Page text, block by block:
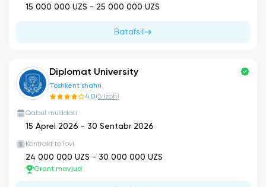
15 000 000 UZS - 25 000 000 UZS
Batafsil
Diplomat University
Toshkent shahri
4.0(5 Izoh)
Qabul muddati
15 Aprel 2026 - 30 Sentabr 2026
Kontrakt to'lovi
24 000 000 UZS - 30 000 000 UZS
Grant mavjud